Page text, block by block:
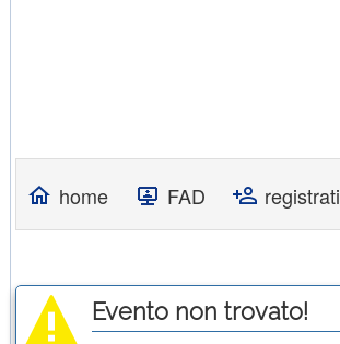
home FAD registrati
Evento non trovato!